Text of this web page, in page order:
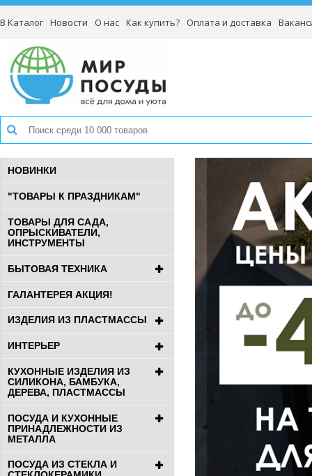
В Каталог Новости О нас Как купить? Оплата и доставка
НОВИНКИ
"ТОВАРЫ К ПРАЗДНИКАМ"
ТОВАРЫ ДЛЯ САДА,
ОПРЫСКИВАТЕЛИ,
ИНСТРУМЕНТЫ
БЫТОВАЯ ТЕХНИКА
ГАЛАНТЕРЕЯ АКЦИЯ!
ИЗДЕЛИЯ ИЗ ПЛАСТМАССЫ
ИНТЕРЬЕР
КУХОННЫЕ ИЗДЕЛИЯ ИЗ
СИЛИКОНА, БАМБУКА,
ДЕРЕВА, ПЛАСТМАССЫ
ПОСУДА И КУХОННЫЕ
ПРИНАДЛЕЖНОСТИ ИЗ
МЕТАЛЛА
ПОСУДА ИЗ СТЕКЛА И